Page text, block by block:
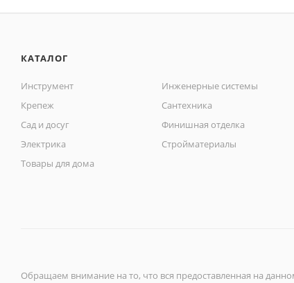
КАТАЛОГ
Инструмент
Инженерные системы
Крепеж
Сантехника
Сад и досуг
Финишная отделка
Электрика
Стройматериалы
Товары для дома
Обращаем внимание на то, что вся предоставленная на